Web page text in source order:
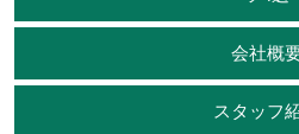
会社概
スタッフ